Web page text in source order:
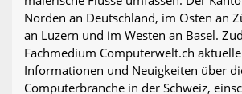
Norden an Deutschland, im Osten an
an Luzern und im Westen an Basel.
Fachmedium Computerwelt.ch
Informationen und Neuigkeiten über
Computerbranche in der Schweiz,